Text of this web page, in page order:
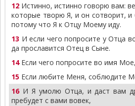
12 Истинно, истинно говорю вам:
которые творю Я, и он сотворит, и
потому что Я к Отцу Моему иду.
13 И если чего попросите у Отца
да прославится Отец в Сыне.
14Если чего попросите во имя
15 Если любите Меня, соблюдите
16 И Я умолю Отца, и даст вам
пребудет с вами вовек,